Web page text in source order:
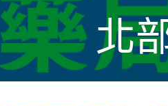
北